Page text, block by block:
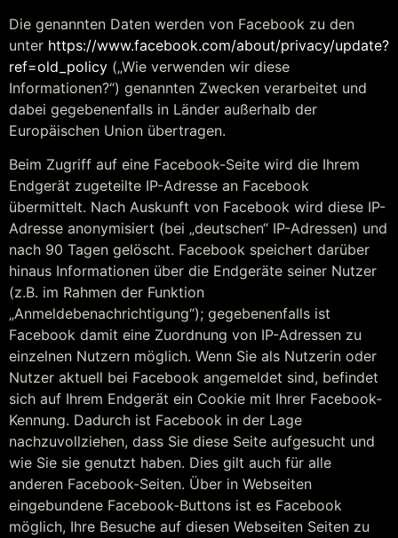
Die genannten Daten werden von Facebook zu den
unter https://www.facebook.com/about/privacy/update?
ref=old_policy („Wie verwenden wir diese
Informationen?“) genannten Zwecken verarbeitet und
dabei gegebenenfalls in Länder außerhalb der
Europäischen Union übertragen.
Beim Zugriff auf eine Facebook-Seite wird die Ihrem
Endgerät zugeteilte IP-Adresse an Facebook
übermittelt. Nach Auskunft von Facebook wird diese IP-
Adresse anonymisiert (bei „deutschen“ IP-Adressen) und
nach 90 Tagen gelöscht. Facebook speichert darüber
hinaus Informationen über die Endgeräte seiner Nutzer
(z.B. im Rahmen der Funktion
„Anmeldebenachrichtigung“); gegebenenfalls ist
Facebook damit eine Zuordnung von IP-Adressen zu
einzelnen Nutzern möglich. Wenn Sie als Nutzerin oder
Nutzer aktuell bei Facebook angemeldet sind, befindet
sich auf Ihrem Endgerät ein Cookie mit Ihrer Facebook-
Kennung. Dadurch ist Facebook in der Lage
nachzuvollziehen, dass Sie diese Seite aufgesucht und
wie Sie sie genutzt haben. Dies gilt auch für alle
anderen Facebook-Seiten. Über in Webseiten
eingebundene Facebook-Buttons ist es Facebook
möglich, Ihre Besuche auf diesen Webseiten Seiten zu